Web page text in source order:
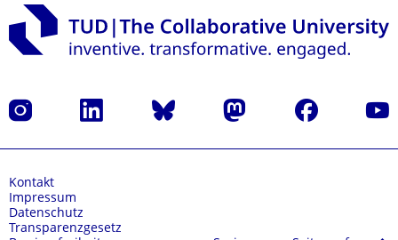
Instagram LinkedIn Bluesky Mastodon Facebook
Kontakt
Impressum
Datenschutz
Transparenzgesetz